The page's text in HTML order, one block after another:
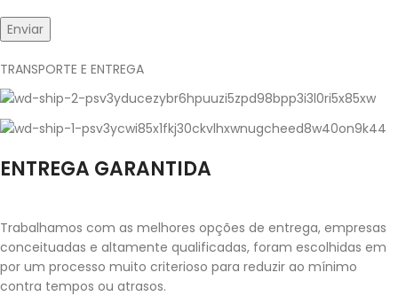
TRANSPORTE E ENTREGA
ENTREGA GARANTIDA
Trabalhamos com as melhores opções de entrega, empresas
conceituadas e altamente qualificadas, foram escolhidas em
por um processo muito criterioso para reduzir ao mínimo
contra tempos ou atrasos.